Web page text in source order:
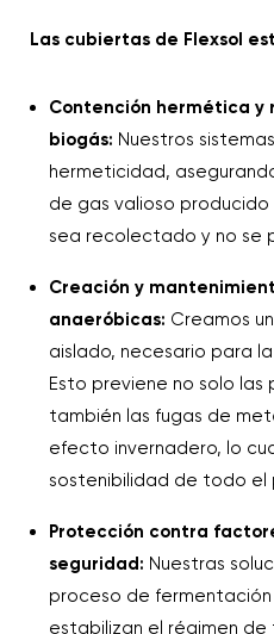
Las cubiertas de Flexsol
Contención hermética y
biogás: Nuestros
hermeticidad,
de gas valioso
sea recolectado y no se
Creación y
anaeróbicas: Creamos
aislado, necesario para
Esto previene no solo las
también las fugas de
efecto invernadero, lo
sostenibilidad de todo el
Protección contra
seguridad: Nuestras
proceso de fermentación
estabilizan el régimen